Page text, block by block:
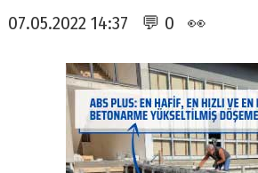
07.05.2022 14:37 💬 0 👀